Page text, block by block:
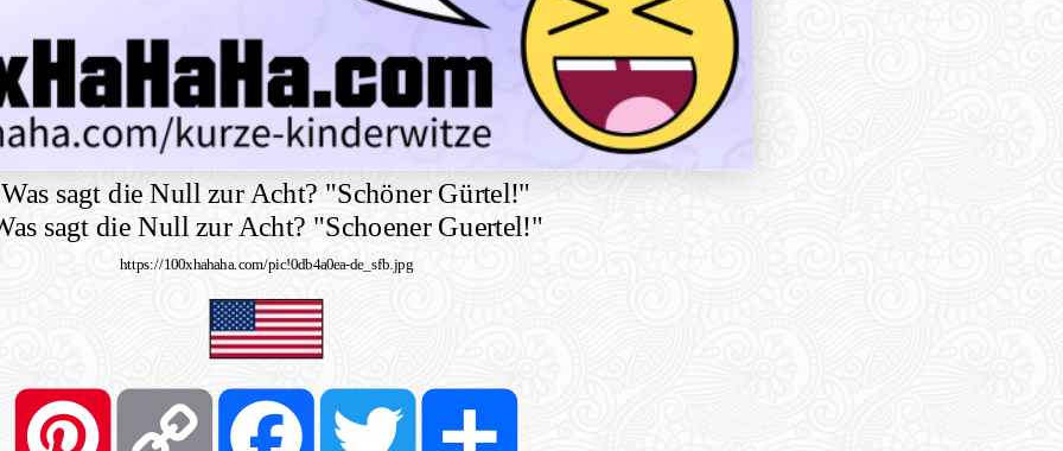
Was sagt die Null zur Acht? "Schöner Gürtel!"
sagt die Null zur Acht? "Schoener Guertel!"
https://100xhahaha.com/pic!0db4a0ea-de_sfb.jpg
PinterestCopy
Link
FacebookTwitter Share